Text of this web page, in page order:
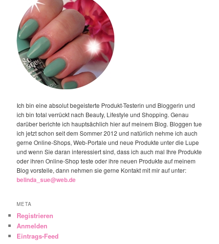
Ich bin eine absolut begeisterte Produkt-Testerin und Bloggerin und
ich bin total verrückt nach Beauty, Lifestyle und Shopping. Genau
darüber berichte ich hauptsächlich hier auf meinem Blog. Bloggen tue
ich jetzt schon seit dem Sommer 2012 und natürlich nehme ich auch
gerne Online-Shops, Web-Portale und neue Produkte unter die Lupe
und wenn Sie daran interessiert sind, dass ich auch mal Ihre Produkte
oder ihren Online-Shop teste oder ihre neuen Produkte auf meinem
Blog vorstelle, dann nehmen sie gerne Kontakt mit mir auf unter:
belinda_sue@web.de
META
Registrieren
Anmelden
Eintrags-Feed